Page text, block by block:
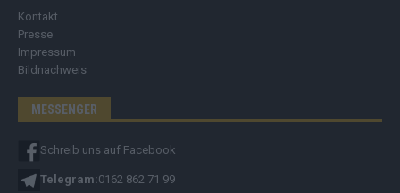
Kontakt
Presse
Impressum
Bildnachweis
MESSENGER
Schreib uns auf Facebook
Telegram:0162 862 71 99